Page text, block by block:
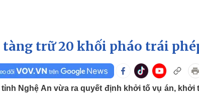
E-Magazine
Infographic
Ô tô - Xe máy
trữ 20 khối pháo trái
Nghệ An vừa ra quyết định khởi tố vụ án, khởi